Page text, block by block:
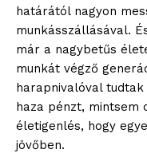
határától nagyon
munkásszállásával.
már a nagybetűs
munkát végző
harapnivalóval
haza pénzt, mintsem
életigenlés, hogy
jövőben.